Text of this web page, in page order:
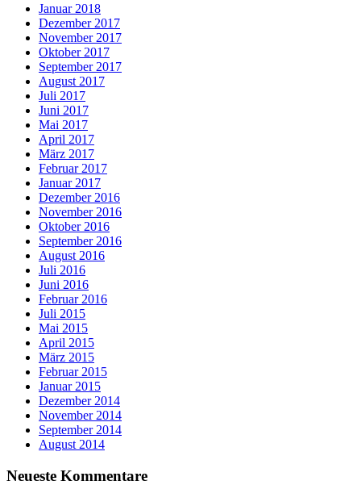
Januar 2018
Dezember 2017
November 2017
Oktober 2017
September 2017
August 2017
Juli 2017
Juni 2017
Mai 2017
April 2017
März 2017
Februar 2017
Januar 2017
Dezember 2016
November 2016
Oktober 2016
September 2016
August 2016
Juli 2016
Juni 2016
Februar 2016
Juli 2015
Mai 2015
April 2015
März 2015
Februar 2015
Januar 2015
Dezember 2014
November 2014
September 2014
August 2014
Neueste Kommentare